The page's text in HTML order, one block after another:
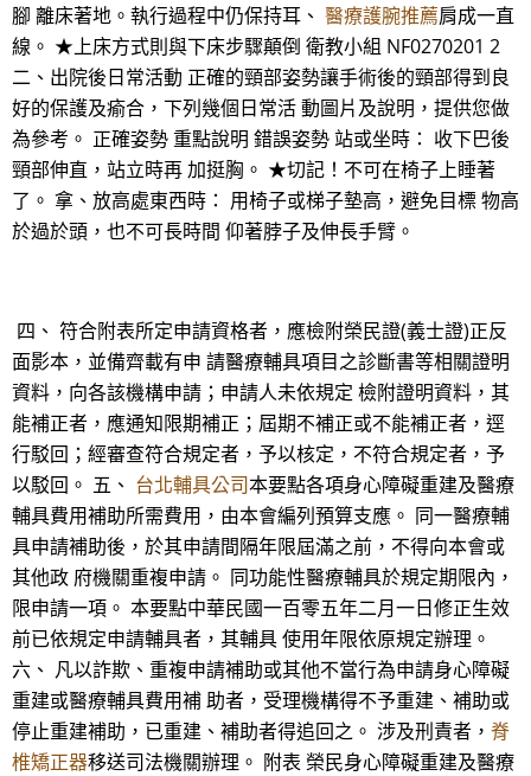
腳 離床著地。執行過程中仍保持耳、 醫療護腕推薦肩成一直
線。 ★上床方式則與下床步驟顛倒 衛教小組 NF0270201 2
二、出院後日常活動 正確的頸部姿勢讓手術後的頸部得到良
好的保護及瘉合，下列幾個日常活 動圖片及說明，提供您做
為參考。 正確姿勢 重點說明 錯誤姿勢 站或坐時： 收下巴後
頸部伸直，站立時再 加挺胸。 ★切記！不可在椅子上睡著
了。 拿、放高處東西時： 用椅子或梯子墊高，避免目標 物高
於過於頭，也不可長時間 仰著脖子及伸長手臂。
四、 符合附表所定申請資格者，應檢附榮民證(義士證)正反
面影本，並備齊載有申 請醫療輔具項目之診斷書等相關證明
資料，向各該機構申請；申請人未依規定 檢附證明資料，其
能補正者，應通知限期補正；屆期不補正或不能補正者，逕
行駁回；經審查符合規定者，予以核定，不符合規定者，予
以駁回。 五、 台北輔具公司本要點各項身心障礙重建及醫療
輔具費用補助所需費用，由本會編列預算支應。 同一醫療輔
具申請補助後，於其申請間隔年限屆滿之前，不得向本會或
其他政 府機關重複申請。 同功能性醫療輔具於規定期限內，
限申請一項。 本要點中華民國一百零五年二月一日修正生效
前已依規定申請輔具者，其輔具 使用年限依原規定辦理。
六、 凡以詐欺、重複申請補助或其他不當行為申請身心障礙
重建或醫療輔具費用補 助者，受理機構得不予重建、補助或
停止重建補助，已重建、補助者得追回之。 涉及刑責者， 脊
椎矯正器移送司法機關辦理。 附表 榮民身心障礙重建及醫療